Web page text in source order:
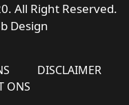
All Right Reserved.
Design
DISCLAIMER
ONS